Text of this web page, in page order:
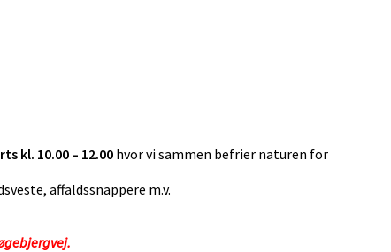
kl. 10.00 – 12.00 hvor vi sammen befrier naturen for
affaldssnappere m.v.